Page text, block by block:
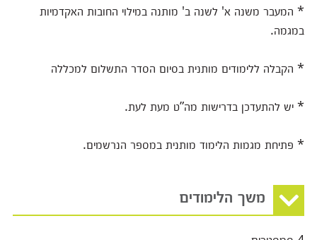
* המעבר משנה א' לשנה ב' מותנה במילוי החובות האקדמיות
במגמה.
* הקבלה ללימודים מותנית בסיום הסדר התשלום למכללה
* יש להתעדכן בדרישות מה”ט מעת לעת.
* פתיחת מגמות הלימוד מותנית במספר הנרשמים.
משך הלימודים